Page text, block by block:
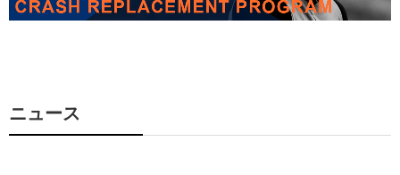
ニュース